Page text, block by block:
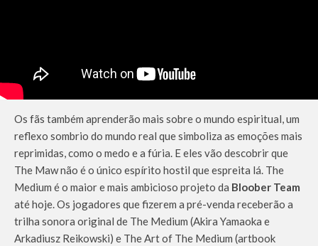
Os fãs também aprenderão mais sobre o mundo espiritual, um
reflexo sombrio do mundo real que simboliza as emoções mais
reprimidas, como o medo e a fúria. E eles vão descobrir que
The Maw não é o único espírito hostil que espreita lá. The
Medium é o maior e mais ambicioso projeto da Bloober Team
até hoje. Os jogadores que fizerem a pré-venda receberão a
trilha sonora original de The Medium (Akira Yamaoka e
Arkadiusz Reikowski) e The Art of The Medium (artbook